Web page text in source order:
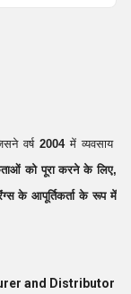
वर्ष 2004में व्यवसाय
को पूरा करने के लिए,
के आपूर्तिकर्ताके रूप में
and Distributor